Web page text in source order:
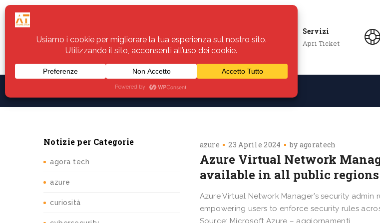
Servizi
Apri Ticket
Assistenza
Notizie per Categorie
agora tech
azure
curiosità
azure 23 Aprile 2024 by agoratech
Azure Virtual Network
available in all public regions
Azure Virtual Network Manager’s security
empowering users to enforce security rules
Source: Microsoft Azure – aggiornamenti